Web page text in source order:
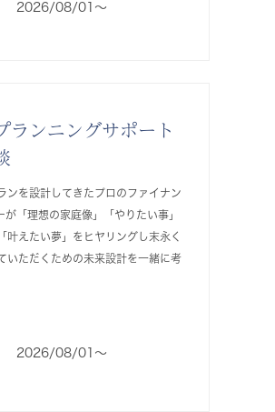
2026/08/01〜
ランニングサポート
ンを設計してきたプロのファイナン
が「理想の家庭像」「やりたい事」
叶えたい夢」をヒヤリングし末永く
いただくための未来設計を一緒に考
2026/08/01〜